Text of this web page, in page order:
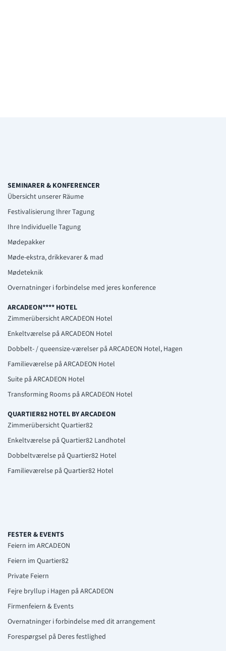
SEMINARER & KONFERENCER
Übersicht unserer Räume
Festivalisierung Ihrer Tagung
Ihre Individuelle Tagung
Mødepakker
Møde-ekstra, drikkevarer & mad
Mødeteknik
Overnatninger i forbindelse med jeres konference
ARCADEON**** HOTEL
Zimmerübersicht ARCADEON Hotel
Enkeltværelse på ARCADEON Hotel
Dobbelt- / queensize-værelser på ARCADEON Hotel, Hagen
Familieværelse på ARCADEON Hotel
Suite på ARCADEON Hotel
Transforming Rooms på ARCADEON Hotel
QUARTIER82 HOTEL BY ARCADEON
Zimmerübersicht Quartier82
Enkeltværelse på Quartier82 Landhotel
Dobbeltværelse på Quartier82 Hotel
Familieværelse på Quartier82 Hotel
FESTER & EVENTS
Feiern im ARCADEON
Feiern im Quartier82
Private Feiern
Fejre bryllup i Hagen på ARCADEON
Firmenfeiern & Events
Overnatninger i forbindelse med dit arrangement
Forespørgsel på Deres festlighed